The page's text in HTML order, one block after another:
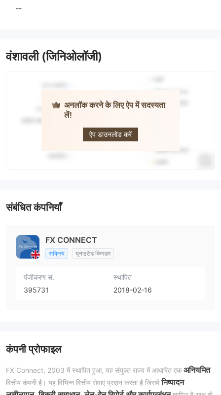
--
वंशावली (जिनिओलॉजी)
अनलॉक करने के लिए ऐप में सदस्यता
लें!
ऐप डाउनलोड करें
संबंधित कंपनियाँ
FX CONNECT
सक्रिय यूनाइटेड किंगडम
पंजीकरण सं.
395731
स्थापित
2018-02-16
कंपनी प्रोफाइल
FX Connect, 2003 में स्थापित हुआ, यह संयुक्त राज्य में आधारित एकअनियमित
वित्तीय कंपनी है। यह विभिन्न वित्तीय सेवाएं प्रदान करता है जिसमेंनिष्पादन